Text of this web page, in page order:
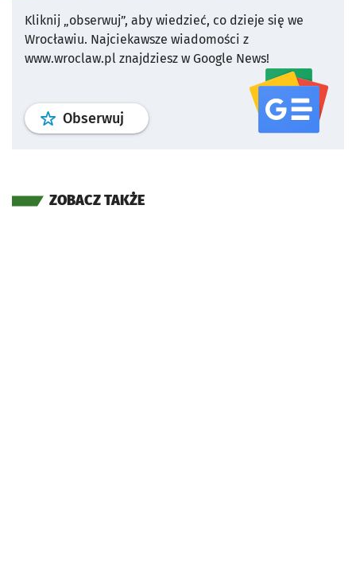
Kliknij „obserwuj”, aby wiedzieć, co dzieje się we
Wrocławiu. Najciekawsze wiadomości z
www.wroclaw.pl znajdziesz w Google News!
Obserwuj profil serwisu
ZOBACZ TAKŻE